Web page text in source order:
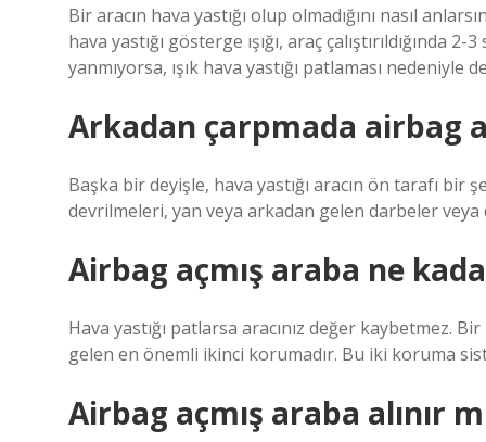
Bir aracın hava yastığı olup olmadığını nasıl
hava yastığı gösterge ışığı, araç çalıştırıldığında
yanmıyorsa, ışık hava yastığı patlaması nedeniyle
Arkadan çarpmada airbag
Başka bir deyişle, hava yastığı aracın ön tarafı bir
devrilmeleri, yan veya arkadan gelen darbeler veya
Airbag açmış araba ne
Hava yastığı patlarsa aracınız değer kaybetmez.
gelen en önemli ikinci korumadır. Bu iki koruma
Airbag açmış araba alınır